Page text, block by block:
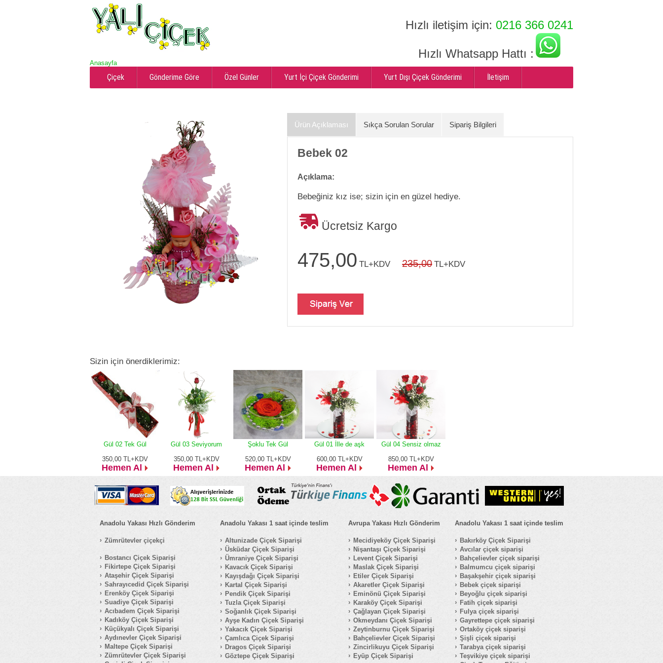
Anasayfa
Hızlı iletişim için: 0216 366 0241
Hızlı Whatsapp Hattı :
Çiçek Gönderime Göre Özel Günler Yurt İçi Çiçek Gönderimi Yurt Dışı Çiçek Gönderimi İletişim
Ürün Açıklaması Sıkça Sorulan Sorular Sipariş Bilgileri
Bebek 02
Açıklama:
Bebeğiniz kız ise; sizin için en güzel hediye.
Ücretsiz Kargo
475,00 TL+KDV 235,00 TL+KDV
Sizin için önerdiklerimiz:
Gül 02 Tek Gül
350,00 TL+KDV
Hemen Al
Gül 03 Seviyorum
350,00 TL+KDV
Hemen Al
Şoklu Tek Gül
520,00 TL+KDV
Hemen Al
Gül 01 İlle de aşk
600,00 TL+KDV
Hemen Al
Gül 04 Sensiz olmaz
850,00 TL+KDV
Hemen Al
Anadolu Yakası Hızlı Gönderim
Zümrütevler çiçekçi
Bostancı Çiçek Siparişi
Fikirtepe Çiçek Siparişi
Ataşehir Çiçek Siparişi
Sahrayıcedid Çiçek Siparişi
Erenköy Çiçek Siparişi
Suadiye Çiçek Siparişi
Acıbadem Çiçek Siparişi
Kadıköy Çiçek Siparişi
Küçükyalı Çiçek Siparişi
Aydınevler Çiçek Siparişi
Maltepe Çiçek Siparişi
Zümrütevler Çiçek Siparişi
Anadolu Yakası 1 saat içinde teslim
Altunizade Çiçek Siparişi
Üsküdar Çiçek Siparişi
Ümraniye Çiçek Siparişi
Kavacık Çiçek Siparişi
Kayışdağı Çiçek Siparişi
Kartal Çiçek Siparişi
Pendik Çiçek Siparişi
Tuzla Çiçek Siparişi
Soğanlık Çiçek Siparişi
Ayşe Kadın Çiçek Siparişi
Yakacık Çiçek Siparişi
Çamlıca Çiçek Siparişi
Dragos Çiçek Siparişi
Göztepe Çiçek Siparişi
Avrupa Yakası Hızlı Gönderim
Mecidiyeköy Çiçek Siparişi
Nişantaşı Çiçek Siparişi
Levent Çiçek Siparişi
Maslak Çiçek Siparişi
Etiler Çiçek Siparişi
Akaretler Çiçek Siparişi
Eminönü Çiçek Siparişi
Karaköy Çiçek Siparişi
Çağlayan Çiçek Siparişi
Okmeydanı Çiçek Siparişi
Zeytinburnu Çiçek Siparişi
Bahçelievler Çiçek Siparişi
Zincirlikuyu Çiçek Siparişi
Eyüp Çiçek Siparişi
Anadolu Yakası 1 saat içinde teslim
Bakırköy Çiçek Siparişi
Avcılar çiçek siparişi
Bahçelievler çiçek siparişi
Balmumcu çiçek siparişi
Başakşehir çiçek siparişi
Bebek çiçek siparişi
Beyoğlu çiçek siparişi
Fatih çiçek siparişi
Fulya çiçek siparişi
Gayrettepe çiçek siparişi
Ortaköy çiçek siparişi
Şişli çiçek siparişi
Tarabya çiçek siparişi
Teşvikiye çiçek siparişi